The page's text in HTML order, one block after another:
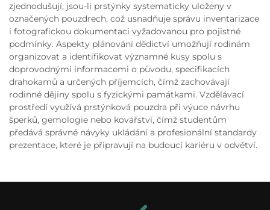
zjednodušují, jsou-li prstýnky systematicky uloženy v
označených pouzdrech, což usnadňuje správu inventarizace
i fotografickou dokumentaci vyžadovanou pro pojistné
podmínky. Aspekty plánování dědictví umožňují rodinám
organizovat a identifikovat významné kusy spolu s
doprovodnými informacemi o původu, specifikacích
drahokamů a určených příjemcích, čímž zachovávají
rodinné dějiny spolu s fyzickými památkami. Vzdělávací
prostředí využívá prstýnková pouzdra při výuce návrhu
šperků, gemologie nebo kovářství, čímž studentům
předává správné návyky ukládání a profesionální standardy
prezentace, které je připravují na budoucí kariéru v odvětví.